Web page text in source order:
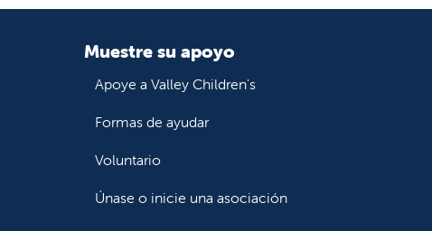
Muestre su apoyo
Apoye a Valley Children's
Formas de ayudar
Voluntario
Únase o inicie una asociación